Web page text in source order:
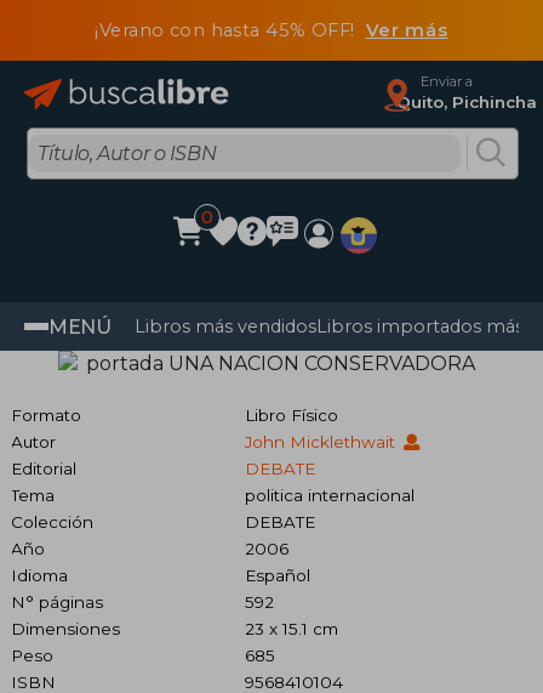
¡Verano con hasta 45% OFF! Ver más
Enviar a
Quito, Pichincha
0
MENÚ Libros más vendidosLibros importados más
Formato
Libro Físico
Autor
John Micklethwait
Editorial
DEBATE
Tema
politica internacional
Colección
DEBATE
Año
2006
Idioma
Español
N° páginas
592
Dimensiones
23 x 15.1 cm
Peso
685
ISBN
9568410104